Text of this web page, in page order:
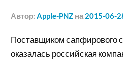
Автор:Apple-PNZ на 2015-06-
Поставщиком сапфирового
оказалась российская